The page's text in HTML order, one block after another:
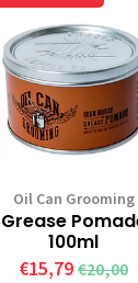
Oil Can Grooming
Grease
100ml
€15,79 €20,00